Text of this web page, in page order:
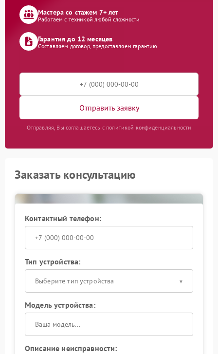
Мастера со стажем 7+ лет
Работаем с техникой любой сложности
Гарантия до 12 месяцев
Составляем договор, предоставляем гарантию
Отправить заявку
Отправляя, Вы соглашаетесь с политикой конфиденциальности
Заказать консультацию
Контактный телефон:
Тип устройства:
Выберите тип устройства
Модель устройства:
Описание неисправности: